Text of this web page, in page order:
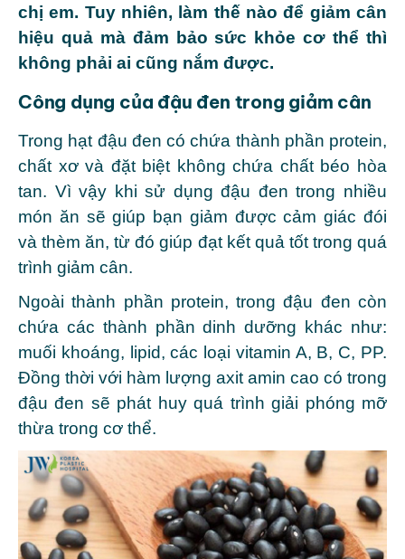
chị em. Tuy nhiên, làm thế nào để giảm cân
hiệu quả mà đảm bảo sức khỏe cơ thể thì
không phải ai cũng nắm được.
Công dụng của đậu đen trong giảm cân
Trong hạt đậu đen có chứa thành phần protein,
chất xơ và đặt biệt không chứa chất béo hòa
tan. Vì vậy khi sử dụng đậu đen trong nhiều
món ăn sẽ giúp bạn giảm được cảm giác đói
và thèm ăn, từ đó giúp đạt kết quả tốt trong quá
trình giảm cân.
Ngoài thành phần protein, trong đậu đen còn
chứa các thành phần dinh dưỡng khác như:
muối khoáng, lipid, các loại vitamin A, B, C, PP.
Đồng thời với hàm lượng axit amin cao có trong
đậu đen sẽ phát huy quá trình giải phóng mỡ
thừa trong cơ thể.